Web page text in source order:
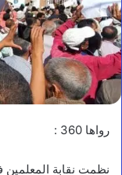
رواها 360 :
نظمت نقابة